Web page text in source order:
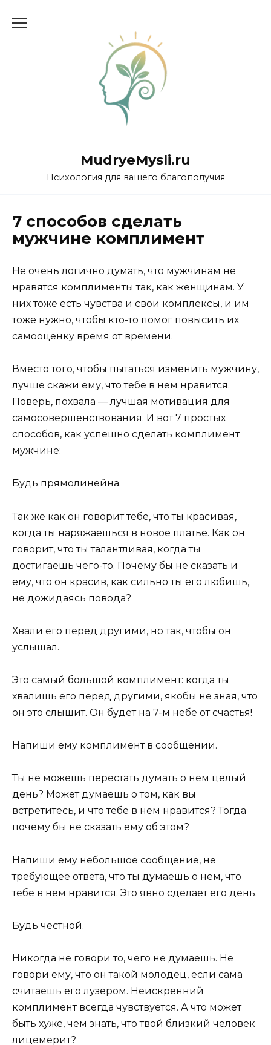
MudryeMysli.ru
Психология для вашего благополучия
7 способов сделать
мужчине комплимент
Не очень логично думать, что мужчинам не
нравятся комплименты так, как женщинам. У
них тоже есть чувства и свои комплексы, и им
тоже нужно, чтобы кто-то помог повысить их
самооценку время от времени.
Вместо того, чтобы пытаться изменить мужчину,
лучше скажи ему, что тебе в нем нравится.
Поверь, похвала — лучшая мотивация для
самосовершенствования. И вот 7 простых
способов, как успешно сделать комплимент
мужчине:
Будь прямолинейна.
Так же как он говорит тебе, что ты красивая,
когда ты наряжаешься в новое платье. Как он
говорит, что ты талантливая, когда ты
достигаешь чего-то. Почему бы не сказать и
ему, что он красив, как сильно ты его любишь,
не дожидаясь повода?
Хвали его перед другими, но так, чтобы он
услышал.
Это самый большой комплимент: когда ты
хвалишь его перед другими, якобы не зная, что
он это слышит. Он будет на 7-м небе от счастья!
Напиши ему комплимент в сообщении.
Ты не можешь перестать думать о нем целый
день? Может думаешь о том, как вы
встретитесь, и что тебе в нем нравится? Тогда
почему бы не сказать ему об этом?
Напиши ему небольшое сообщение, не
требующее ответа, что ты думаешь о нем, что
тебе в нем нравится. Это явно сделает его день.
Будь честной.
Никогда не говори то, чего не думаешь. Не
говори ему, что он такой молодец, если сама
считаешь его лузером. Неискренний
комплимент всегда чувствуется. А что может
быть хуже, чем знать, что твой близкий человек
лицемерит?